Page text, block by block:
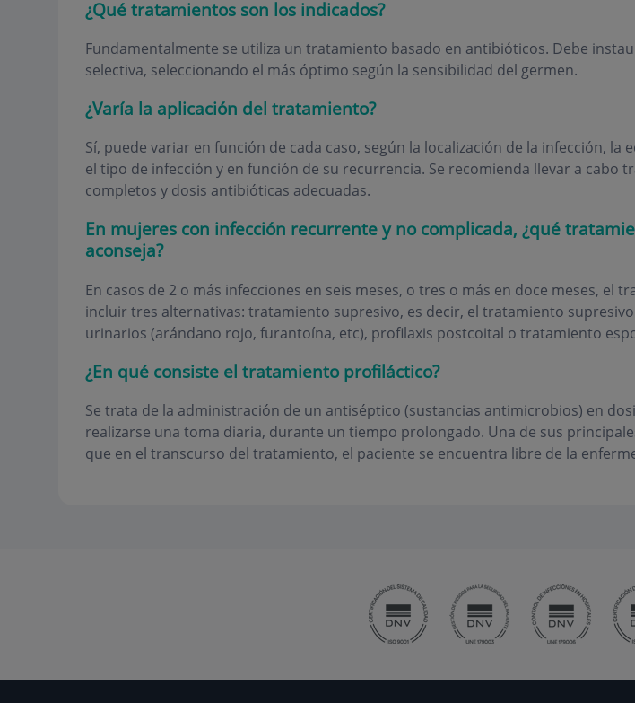
¿Qué tratamientos son los indicados?
Fundamentalmente se utiliza un tratamiento basado en antibióticos. Debe
selectiva, seleccionando el más óptimo según la sensibilidad del germen.
¿Varía la aplicación del tratamiento?
Sí, puede variar en función de cada caso, según la localización de la infección, la
el tipo de infección y en función de su recurrencia. Se recomienda llevar a cabo
completos y dosis antibióticas adecuadas.
En mujeres con infección recurrente y no complicada, ¿qué
aconseja?
En casos de 2 o más infecciones en seis meses, o tres o más en doce meses, el
incluir tres alternativas: tratamiento supresivo, es decir, el tratamiento
urinarios (arándano rojo, furantoína, etc), profilaxis postcoital o tratamiento
¿En qué consiste el tratamiento profiláctico?
Se trata de la administración de un antiséptico (sustancias antimicrobios) en
realizarse una toma diaria, durante un tiempo prolongado. Una de sus
que en el transcurso del tratamiento, el paciente se encuentra libre de la